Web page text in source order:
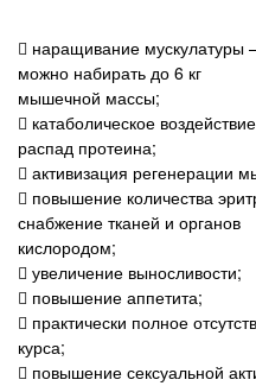
 наращивание мускулатуры
можно набирать до 6 кг
мышечной массы;
 катаболическое
распад протеина;
 активизация регенерации
 повышение количества
снабжение тканей и органов
кислородом;
 увеличение выносливости;
 повышение аппетита;
 практически полное
курса;
 повышение сексуальной